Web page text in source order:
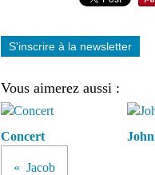
S'inscrire à la newsletter
Vous aimerez aussi :
Concert
Jacob